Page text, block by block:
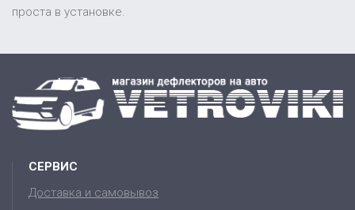
проста в установке.
СЕРВИС
Доставка и самовывоз